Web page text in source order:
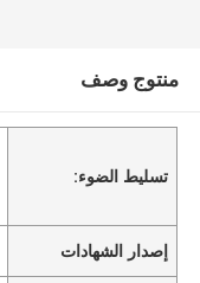
منتوج وصف
تسليط الضوء:
إصدار الشهادات